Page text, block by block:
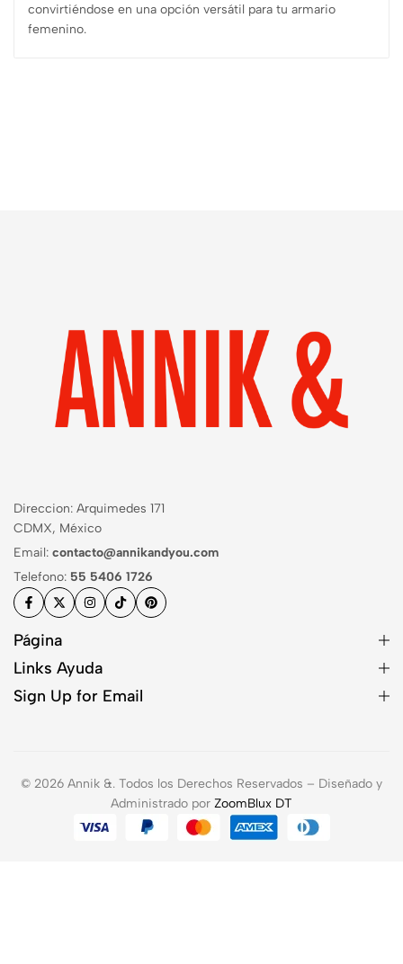
convirtiéndose en una opción versátil para tu armario
femenino.
Direccion: Arquimedes 171
CDMX, México
Email: contacto@annikandyou.com
Telefono: 55 5406 1726
Página
Links Ayuda
Sign Up for Email
© 2026 Annik &. Todos los Derechos Reservados – Diseñado y
Administrado por ZoomBlux DT